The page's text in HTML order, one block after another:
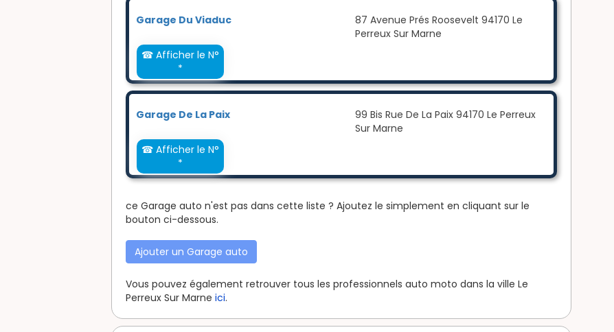
Garage Du Viaduc
87 Avenue Prés Roosevelt 94170 Le
Perreux Sur Marne
☎ Afficher le N°
*
Garage De La Paix
99 Bis Rue De La Paix 94170 Le Perreux
Sur Marne
☎ Afficher le N°
*
ce Garage auto n'est pas dans cette liste ? Ajoutez le simplement en cliquant sur le
bouton ci-dessous.
Ajouter un Garage auto
Vous pouvez également retrouver tous les professionnels auto moto dans la ville Le
Perreux Sur Marne ici.